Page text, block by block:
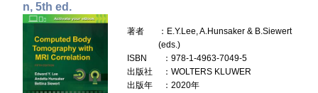
n, 5th ed.
著者
：E.Y.Lee, A.Hunsaker & B.Siewert
(eds.)
ISBN
：978-1-4963-7049-5
出版社
：WOLTERS KLUWER
出版年
：2020年